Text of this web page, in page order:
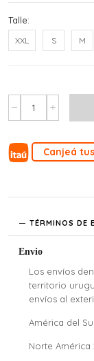
Talle:
XXL S M
Canjeá
TÉRMINOS DE
Envio
Los envíos
territorio
envíos al
América del
Norte América